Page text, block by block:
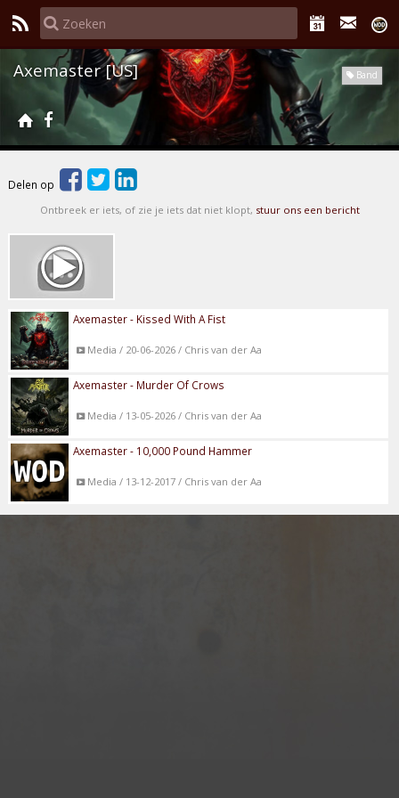
Band
Axemaster [US]
Delen op
Ontbreek er iets, of zie je iets dat niet klopt, stuur ons een bericht
Axemaster - Kissed With A Fist
Media / 20-06-2026 / Chris van der Aa
Axemaster - Murder Of Crows
Media / 13-05-2026 / Chris van der Aa
Axemaster - 10,000 Pound Hammer
Media / 13-12-2017 / Chris van der Aa